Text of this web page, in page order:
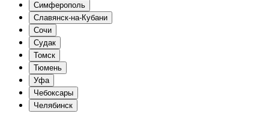
Симферополь
Славянск-на-Кубани
Сочи
Судак
Томск
Тюмень
Уфа
Чебоксары
Челябинск